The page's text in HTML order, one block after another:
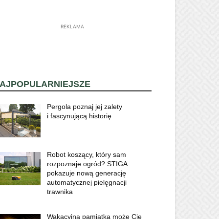
REKLAMA
Pergola poznaj jej zalety
i fascynującą historię
Robot koszący, który sam
rozpoznaje ogród? STIGA
pokazuje nową generację
automatycznej pielęgnacji
trawnika
Wakacyjna pamiątka może Cię